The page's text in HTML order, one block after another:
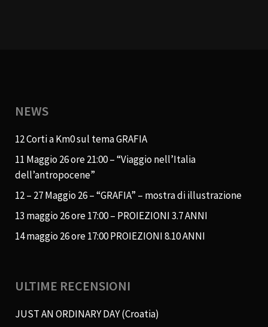
NEWS
12 Corti a Km0 sul tema GRAFIA
11 Maggio 26 ore 21:00 – “Viaggio nell’Italia
dell’antropocene”
12 – 27 Maggio 26 – “GRAFIA” – mostra di illustrazione
13 maggio 26 ore 17:00 – PROIEZIONI 3.7 ANNI
14 maggio 26 ore 17:00 PROIEZIONI 8.10 ANNI
ULTIME RECENSIONI
JUST AN ORDINARY DAY (Croatia)